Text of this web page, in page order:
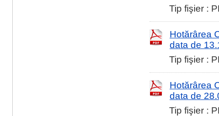
Tip fişier :
Hotărârea
data de
Tip fişier :
Hotărârea
data de
Tip fişier :